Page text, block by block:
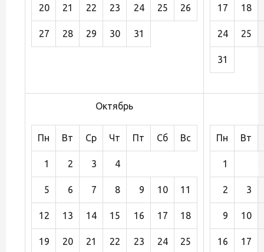
20 21 22 23 24 25 26
27 28 29 30 31
17 18
24 25
31
Октябрь
Пн Вт Ср Чт Пт Сб Вс
1 2 3 4
5 6 7 8 9 10 11
12 13 14 15 16 17 18
19 20 21 22 23 24 25
Пн Вт
1
2 3
9 10
16 17